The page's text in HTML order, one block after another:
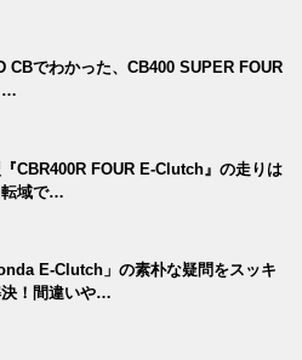
CBでわかった、CB400 SUPER FOUR
CBR400R FOUR E-Clutch』の走りは
転域で…
E-Clutch」の素朴な疑問をスッキ
決！間違いや…